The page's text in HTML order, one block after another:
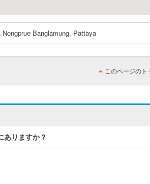
Banglamung, Pattaya
このページのト
ありますか？